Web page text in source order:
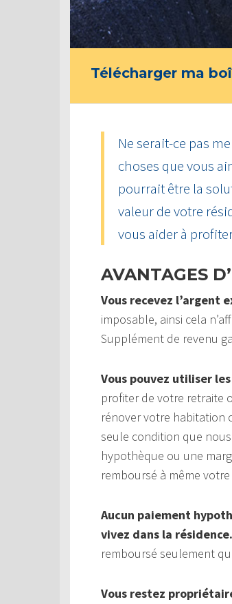
Télécharger ma
Ne serait-ce pas
choses que vous
pourrait être la
valeur de votre
vous aider à
AVANTAGES
Vous recevez l’argent
imposable, ainsi cela
Supplément de revenu
Vous pouvez utiliser
profiter de votre retraite
rénover votre habitation
seule condition que
hypothèque ou une
remboursé à même
Aucun paiement
vivez dans la résidence.
remboursé seulement
Vous restez